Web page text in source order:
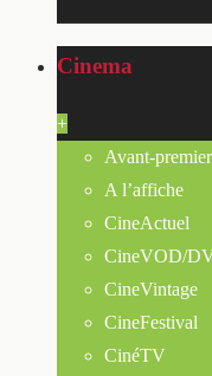
Cinema
+
Avant-
A l’affiche
CineActuel
CineVOD/
CineVintage
CineFestival
CinéTV